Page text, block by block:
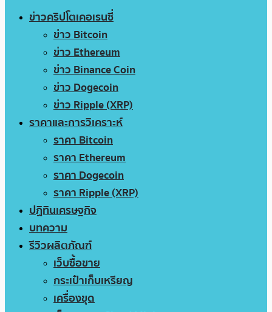
ข่าวคริปโตเคอเรนซี่
ข่าว Bitcoin
ข่าว Ethereum
ข่าว Binance Coin
ข่าว Dogecoin
ข่าว Ripple (XRP)
ราคาและการวิเคราะห์
ราคา Bitcoin
ราคา Ethereum
ราคา Dogecoin
ราคา Ripple (XRP)
ปฏิทินเศรษฐกิจ
บทความ
รีวิวผลิตภัณฑ์
เว็บซื้อขาย
กระเป๋าเก็บเหรียญ
เครื่องขุด